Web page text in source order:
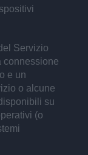
Servizio
connessione
e un
o alcune
su
(o